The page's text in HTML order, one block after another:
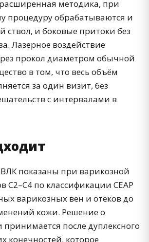
методика, при
процедуру обрабатываются и
ствол, и боковые притоки без
Лазерное воздействие
прокол диаметром обычной
в том, что весь объём
за один визит, без
с интервалами в
показаны при варикозной
C2–C4 по классификации CEAP
варикозных вен и отёков до
кожи. Решение о
после дуплексного
конечностей, которое